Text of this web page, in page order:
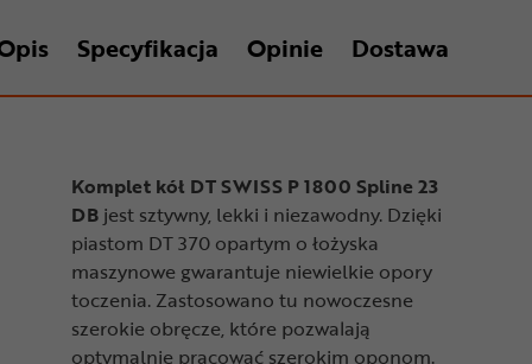
Specyfikacja Opinie Dostawa
Komplet kół DT SWISS P 1800 Spline 23
DB jest sztywny, lekki i niezawodny. Dzięki
piastom DT 370 opartym o łożyska
maszynowe gwarantuje niewielkie opory
toczenia. Zastosowano tu nowoczesne
szerokie obręcze, które pozwalają
optymalnie pracować szerokim oponom.